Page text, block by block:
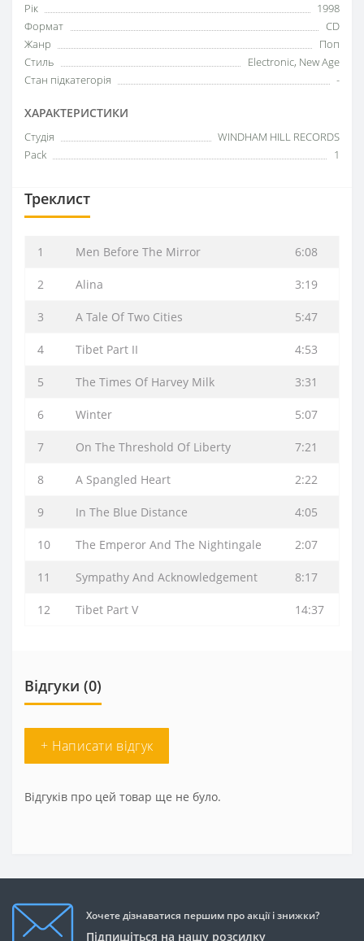
Рік
1998
Формат
CD
Жанр
Поп
Стиль
Electronic, New Age
Стан підкатегорія
-
ХАРАКТЕРИСТИКИ
Студія
WINDHAM HILL RECORDS
Pack
1
Треклист
1 Men Before The Mirror 6:08
2 Alina 3:19
3 A Tale Of Two Cities 5:47
4 Tibet Part II 4:53
5 The Times Of Harvey Milk 3:31
6 Winter 5:07
7 On The Threshold Of Liberty 7:21
8 A Spangled Heart 2:22
9 In The Blue Distance 4:05
10 The Emperor And The Nightingale 2:07
11 Sympathy And Acknowledgement 8:17
12 Tibet Part V 14:37
Відгуки (0)
+ Написати відгук
Відгуків про цей товар ще не було.
Хочете дізнаватися першим про акції і знижки?
Підпишіться на нашу розсилку